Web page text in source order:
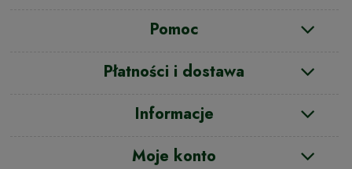
Pomoc
Płatności i dostawa
Informacje
Moje konto